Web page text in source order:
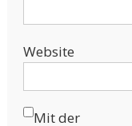
Website
Mit der